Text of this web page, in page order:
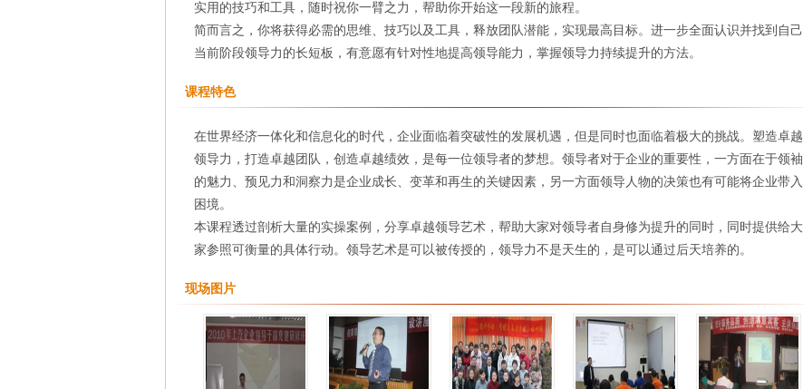
实用的技巧和工具，随时祝你一臂之力，帮助你开始这一段新的旅程。
简而言之，你将获得必需的思维、技巧以及工具，释放团队潜能，实现最高目标。进一步全面认识并找到自己
当前阶段领导力的长短板，有意愿有针对性地提高领导能力，掌握领导力持续提升的方法。
课程特色
在世界经济一体化和信息化的时代，企业面临着突破性的发展机遇，但是同时也面临着极大的挑战。塑造卓越
领导力，打造卓越团队，创造卓越绩效，是每一位领导者的梦想。领导者对于企业的重要性，一方面在于领袖
的魅力、预见力和洞察力是企业成长、变革和再生的关键因素，另一方面领导人物的决策也有可能将企业带入
困境。
本课程透过剖析大量的实操案例，分享卓越领导艺术，帮助大家对领导者自身修为提升的同时，同时提供给大
家参照可衡量的具体行动。领导艺术是可以被传授的，领导力不是天生的，是可以通过后天培养的。
现场图片